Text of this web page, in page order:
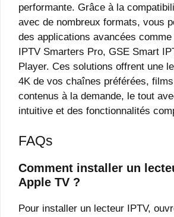
performante. Grâce à la
avec de nombreux formats, vous
des applications avancées comme
IPTV Smarters Pro, GSE Smart
Player. Ces solutions offrent une
4K de vos chaînes préférées,
contenus à la demande, le tout
intuitive et des fonctionnalités
FAQs
Comment installer un
Apple TV ?
Pour installer un lecteur IPTV,